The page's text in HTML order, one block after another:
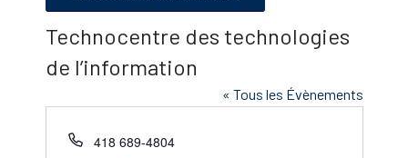
Technocentre des technologies
de l’information
« Tous les Évènements
Téléphone
418 689-4804